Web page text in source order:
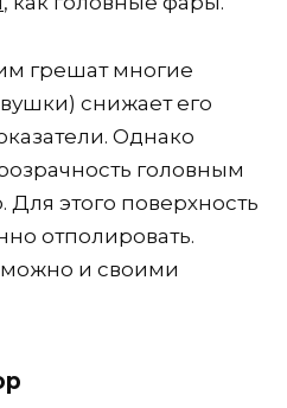
грешат многие
снижает его
Однако
головным
этого поверхность
отполировать.
можно и своими